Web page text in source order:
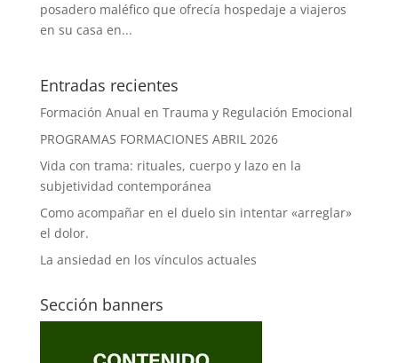
posadero maléfico que ofrecía hospedaje a viajeros
en su casa en...
Entradas recientes
Formación Anual en Trauma y Regulación Emocional
PROGRAMAS FORMACIONES ABRIL 2026
Vida con trama: rituales, cuerpo y lazo en la
subjetividad contemporánea
Como acompañar en el duelo sin intentar «arreglar»
el dolor.
La ansiedad en los vínculos actuales
Sección banners